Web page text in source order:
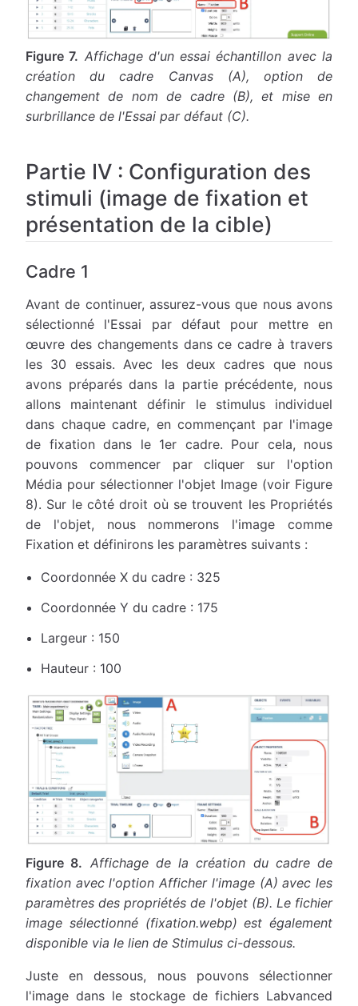
Figure 7. Affichage d'un essai échantillon avec la
création du cadre Canvas (A), option de
changement de nom de cadre (B), et mise en
surbrillance de l'Essai par défaut (C).
Partie IV : Configuration des
stimuli (image de fixation et
présentation de la cible)
Cadre 1
Avant de continuer, assurez-vous que nous avons
sélectionné l'Essai par défaut pour mettre en
œuvre des changements dans ce cadre à travers
les 30 essais. Avec les deux cadres que nous
avons préparés dans la partie précédente, nous
allons maintenant définir le stimulus individuel
dans chaque cadre, en commençant par l'image
de fixation dans le 1er cadre. Pour cela, nous
pouvons commencer par cliquer sur l'option
Média pour sélectionner l'objet Image (voir Figure
8). Sur le côté droit où se trouvent les Propriétés
de l'objet, nous nommerons l'image comme
Fixation et définirons les paramètres suivants :
Coordonnée X du cadre : 325
Coordonnée Y du cadre : 175
Largeur : 150
Hauteur : 100
Figure 8. Affichage de la création du cadre de
fixation avec l'option Afficher l'image (A) avec les
paramètres des propriétés de l'objet (B). Le fichier
image sélectionné (fixation.webp) est également
disponible via le lien de Stimulus ci-dessous.
Juste en dessous, nous pouvons sélectionner
l'image dans le stockage de fichiers Labvanced